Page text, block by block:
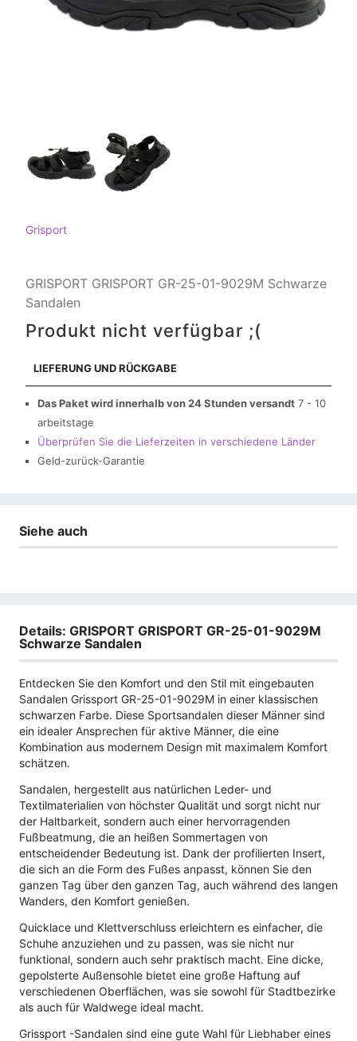
Grisport
GRISPORT GRISPORT GR-25-01-9029M Schwarze
Sandalen
Produkt nicht verfügbar ;(
LIEFERUNG UND RÜCKGABE
Das Paket wird innerhalb von 24 Stunden versandt 7 - 10
arbeitstage
Überprüfen Sie die Lieferzeiten in verschiedene Länder
Geld-zurück-Garantie
Siehe auch
Details: GRISPORT GRISPORT GR-25-01-9029M
Schwarze Sandalen
Entdecken Sie den Komfort und den Stil mit eingebauten
Sandalen Grissport GR-25-01-9029M in einer klassischen
schwarzen Farbe. Diese Sportsandalen dieser Männer sind
ein idealer Ansprechen für aktive Männer, die eine
Kombination aus modernem Design mit maximalem Komfort
schätzen.
Sandalen, hergestellt aus natürlichen Leder- und
Textilmaterialien von höchster Qualität und sorgt nicht nur
der Haltbarkeit, sondern auch einer hervorragenden
Fußbeatmung, die an heißen Sommertagen von
entscheidender Bedeutung ist. Dank der profilierten Insert,
die sich an die Form des Fußes anpasst, können Sie den
ganzen Tag über den ganzen Tag, auch während des langen
Wanders, den Komfort genießen.
Quicklace und Klettverschluss erleichtern es einfacher, die
Schuhe anzuziehen und zu passen, was sie nicht nur
funktional, sondern auch sehr praktisch macht. Eine dicke,
gepolsterte Außensohle bietet eine große Haftung auf
verschiedenen Oberflächen, was sie sowohl für Stadtbezirke
als auch für Waldwege ideal macht.
Grissport -Sandalen sind eine gute Wahl für Liebhaber eines